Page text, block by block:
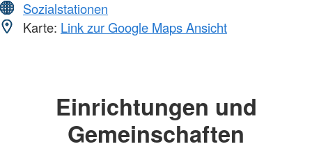
Sozialstationen
Karte: Link zur Google Maps Ansicht
Einrichtungen und
Gemeinschaften